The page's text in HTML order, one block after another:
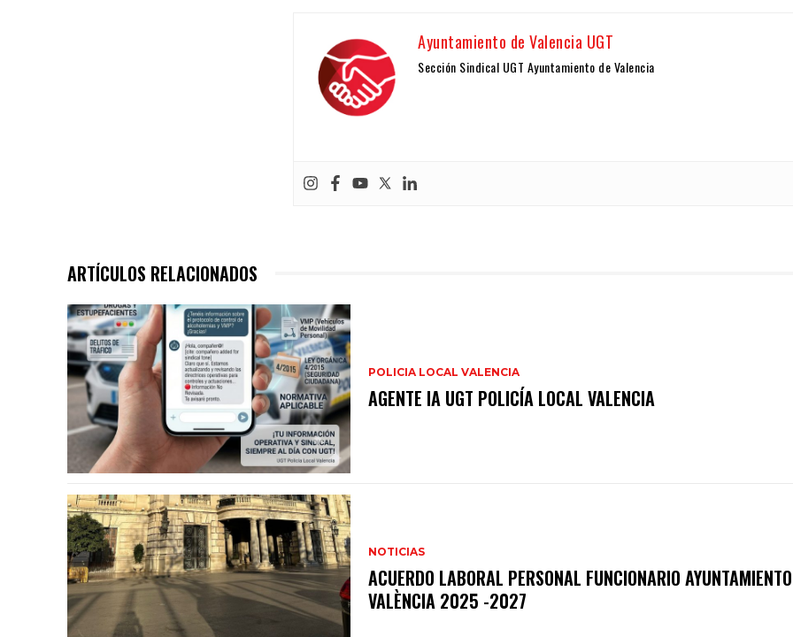
Ayuntamiento de Valencia UGT
Sección Sindical UGT Ayuntamiento de Valencia
ARTÍCULOS RELACIONADOS
POLICIA LOCAL VALENCIA
AGENTE IA UGT POLICÍA LOCAL VALENCIA
NOTICIAS
ACUERDO LABORAL PERSONAL FUNCIONARIO
VALÈNCIA 2025 -2027